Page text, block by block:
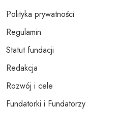
Polityka prywatności
Regulamin
Statut fundacji
Redakcja
Rozwój i cele
Fundatorki i Fundatorzy